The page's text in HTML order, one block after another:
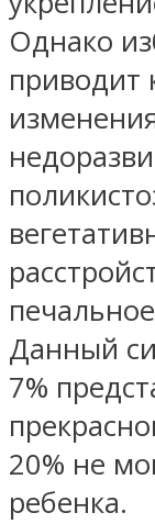
Однако
приводит
Данный
7%
20% не
ребенка.